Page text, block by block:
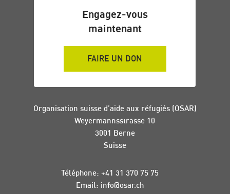
Engagez-vous
maintenant
FAIRE UN DON
Organisation suisse d’aide aux réfugiés (OSAR)
Weyermannsstrasse 10
3001 Berne
Suisse
Téléphone: +41 31 370 75 75
Email: info@osar.ch